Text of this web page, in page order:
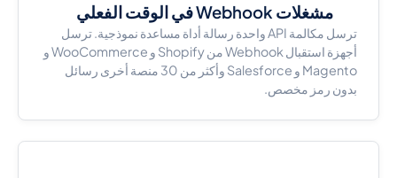
مشغلات Webhook في الوقت الفعلي
ترسل مكالمة API واحدة رسالة أداة مساعدة نموذجية. ترسل
أجهزة استقبال Webhook من Shopify و WooCommerce و
Magento و Salesforce وأكثر من 30 منصة أخرى رسائل
بدون رمز مخصص.